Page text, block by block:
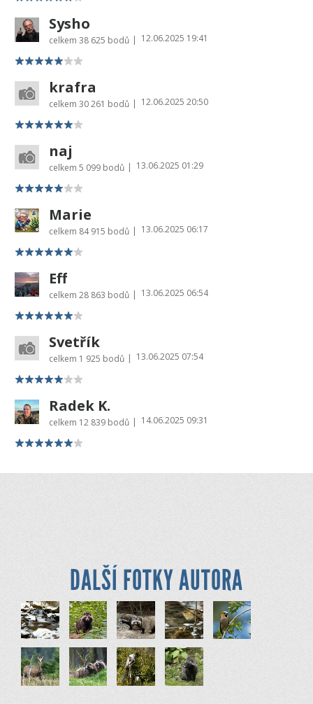
Sysho
celkem 38 625 bodů | 12.06.2025 19:41
krafra
celkem 30 261 bodů | 12.06.2025 20:50
naj
celkem 5 099 bodů | 13.06.2025 01:29
Marie
celkem 84 915 bodů | 13.06.2025 06:17
Eff
celkem 28 863 bodů | 13.06.2025 06:54
Svetřík
celkem 1 925 bodů | 13.06.2025 07:54
Radek K.
celkem 12 839 bodů | 14.06.2025 09:31
DALŠÍ FOTKY AUTORA